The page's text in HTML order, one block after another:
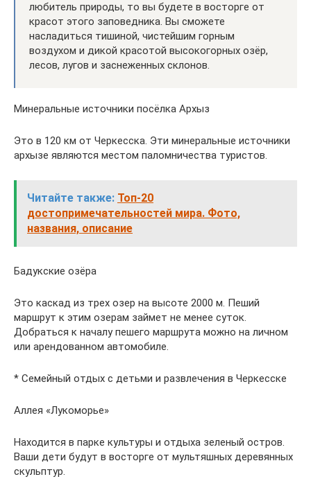
любитель природы, то вы будете в восторге от
красот этого заповедника. Вы сможете
насладиться тишиной, чистейшим горным
воздухом и дикой красотой высокогорных озёр,
лесов, лугов и заснеженных склонов.
Минеральные источники посёлка Архыз
Это в 120 км от Черкесска. Эти минеральные источники
архызе являются местом паломничества туристов.
Читайте также: Топ-20
достопримечательностей мира. Фото,
названия, описание
Бадукские озёра
Это каскад из трех озер на высоте 2000 м. Пеший
маршрут к этим озерам займет не менее суток.
Добраться к началу пешего маршрута можно на личном
или арендованном автомобиле.
* Семейный отдых с детьми и развлечения в Черкесске
Аллея «Лукоморье»
Находится в парке культуры и отдыха зеленый остров.
Ваши дети будут в восторге от мультяшных деревянных
скульптур.